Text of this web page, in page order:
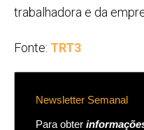
trabalhadora e da
Fonte: TRT3
Newsletter Semanal
Para obter